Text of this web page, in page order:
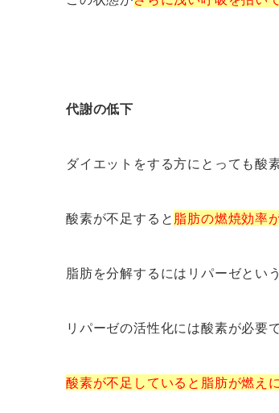
代謝の低下
ダイエットをする方にとっても酸
酸素が不足すると 脂肪の燃焼効率
脂肪を分解するにはリパーゼとい
リパーゼの活性化には酸素が必要で
酸素が不足していると脂肪が燃え